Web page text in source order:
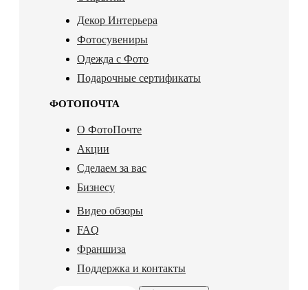
Декор Интерьера
Фотосувениры
Одежда с Фото
Подарочные сертификаты
ФОТОПОЧТА
О ФотоПочте
Акции
Сделаем за вас
Бизнесу
Видео обзоры
FAQ
Франшиза
Поддержка и контакты